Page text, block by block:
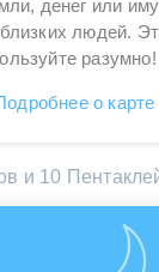
денег или
людей.
разумно!
о
и 10